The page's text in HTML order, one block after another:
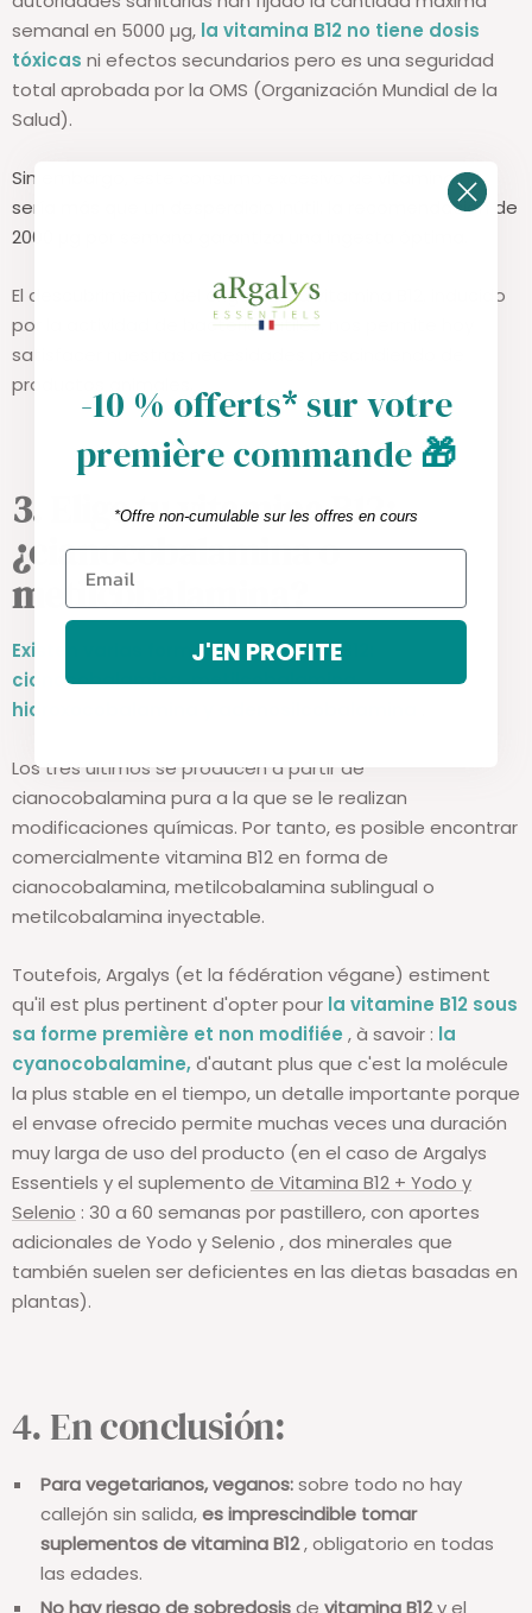
autoridades sanitarias han fijado la cantidad máxima
semanal en 5000 µg,
la vitamina B12 no tiene dosis
tóxicas
ni efectos secundarios pero es una seguridad
total aprobada por la OMS (Organización Mundial de la
Sin embargo, este consumo excesivo de vitamina no
sería más que un desperdicio inútil: la recomendación de
El descubrimiento del origen de la vitamina B12, inducido
por la actividad de bacterias útiles, nos permite hoy
productos animales.
3. Elige tu vitamina B12:
¿cianocobalamina o
metilcobalamina?
Existen varias formas de vitamina B12:
cianocobalamina, metilcobalamina,
Los tres últimos se producen a partir de
cianocobalamina pura a la que se le realizan
modificaciones químicas. Por tanto, es posible encontrar
comercialmente vitamina B12 en forma de
cianocobalamina, metilcobalamina sublingual o
metilcobalamina inyectable.
Toutefois, Argalys (et la fédération végane) estiment
qu'il est plus pertinent d'opter pourla vitamine B12 sous
sa forme première et non modifiée
, à savoir :
cyanocobalamine,
d'autant plus que c'est la molécule
la plus stable en el tiempo,
un detalle importante porque
el envase ofrecido permite muchas veces una duración
muy larga de uso del producto (en el caso de Argalys
Essentiels y el suplemento
de Vitamina B12 + Yodo y
Selenio
: 30 a 60 semanas por pastillero, con aportes
adicionales de Yodo y Selenio , dos minerales que
también suelen ser deficientes en las dietas basadas en
plantas).
4. En conclusión:
Para vegetarianos, veganos:sobre todo no hay
callejón sin salida,es imprescindible tomar
suplementos de vitamina B12
, obligatorio en todas
-10 % offerts* sur votre
première commande🎁
*Offre non-cumulable sur les offres en cours
J'EN PROFITE